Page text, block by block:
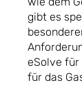
gibt es
eSolve für
für das